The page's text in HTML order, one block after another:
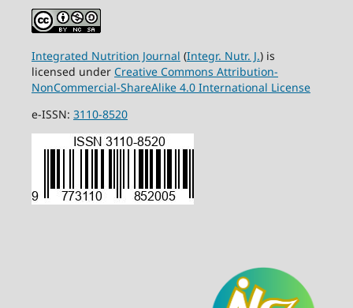
Integrated Nutrition Journal (Integr. Nutr. J.) is
licensed under Creative Commons Attribution-
NonCommercial-ShareAlike 4.0 International License
e-ISSN: 3110-8520